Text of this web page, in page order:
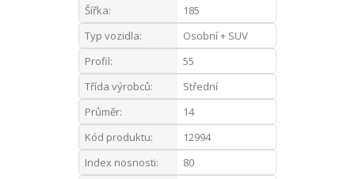
Šířka:
185
Typ vozidla:
Osobní + SUV
Profil:
55
Třída výrobců:
Střední
Průměr:
14
Kód produktu:
12994
Index nosnosti:
80